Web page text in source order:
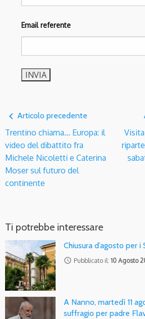
Email referente
navigate_before Articolo precedente
Trentino chiama… Europa: il
video del dibattito fra
Michele Nicoletti e Caterina
Moser sul futuro del
continente
Ti potrebbe interessare
Chiusura d’agosto per
access_time Pubblicato il: 10 Agosto
A Nanno, martedì 11
suffragio per padre